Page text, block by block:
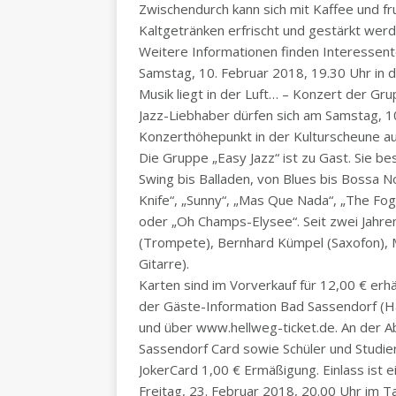
Zwischendurch kann sich mit Kaffee und
Kaltgetränken erfrischt und gestärkt
Weitere Informationen finden
Samstag, 10. Februar 2018, 19.30 Uhr in
Musik liegt in der Luft… – Konzert der
Jazz-Liebhaber dürfen sich am Samstag,
Konzerthöhepunkt in der Kulturscheune
Die Gruppe „Easy Jazz“ ist zu Gast. Sie
Swing bis Balladen, von Blues bis Bossa
Knife“, „Sunny“, „Mas Que Nada“, „The
oder „Oh Champs-Elysee“. Seit zwei
(Trompete), Bernhard Kümpel
Gitarre).
Karten sind im Vorverkauf für 12,00 €
der Gäste-Information Bad Sassendorf
und über www.hellweg-ticket.de. An der
Sassendorf Card sowie Schüler und
JokerCard 1,00 € Ermäßigung. Einlass ist
Freitag, 23. Februar 2018, 20.00 Uhr im